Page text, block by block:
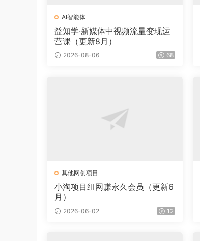
AI智能体
益知学·新媒体中视频流量变现运
营课（更新8月）
2026-08-06 68
其他网创项目
小淘项目组网赚永久会员（更新6
月）
2026-06-02 12